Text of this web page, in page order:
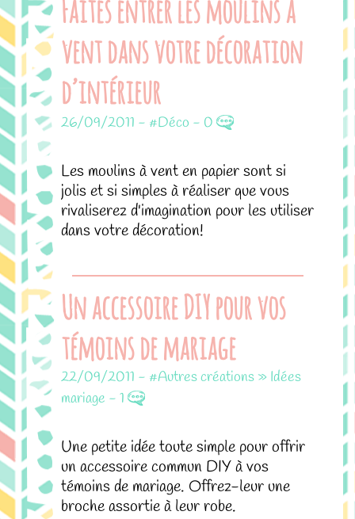
Faites entrer les moulins à
vent dans votre décoration
d’intérieur
26/09/2011 - #Déco - 0
Les moulins à vent en papier sont si
jolis et si simples à réaliser que vous
rivaliserez d'imagination pour les utiliser
dans votre décoration!
Un accessoire DIY pour vos
témoins de mariage
22/09/2011 - #Autres créations » Idées
mariage - 1
Une petite idée toute simple pour offrir
un accessoire commun DIY à vos
témoins de mariage. Offrez-leur une
broche assortie à leur robe.